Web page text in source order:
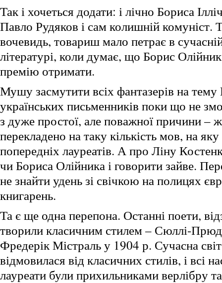
Так і хочеться додати: і лічно Бориса
Павло Рудяков і сам колишній комуніст.
вочевидь, товариш мало петрає в
літературі, коли думає, що Борис
премію отримати.
Мушу засмутити всіх фантазерів на тему
українських письменників поки що не
з дуже простої, але поважної причини –
перекладено на таку кількість мов, на
попередніх лауреатів. А про Ліну
чи Бориса Олійника і говорити зайве.
не знайти удень зі свічкою на полицях
книгарень.
Та є ще одна перепона. Останні поети,
творили класичним стилем – Сюллі-
Фредерік Містраль у 1904 р. Сучасна
відмовилася від класичних стилів, і всі
лауреати були прихильниками верлібру